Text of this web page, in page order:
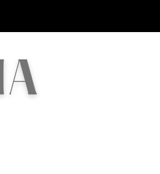
As Hilárias: Suzy Brasil,